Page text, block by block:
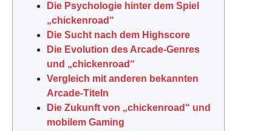
Die Psychologie hinter dem Spiel
„chickenroad“
Die Sucht nach dem Highscore
Die Evolution des Arcade-Genres
und „chickenroad“
Vergleich mit anderen bekannten
Arcade-Titeln
Die Zukunft von „chickenroad“ und
mobilem Gaming